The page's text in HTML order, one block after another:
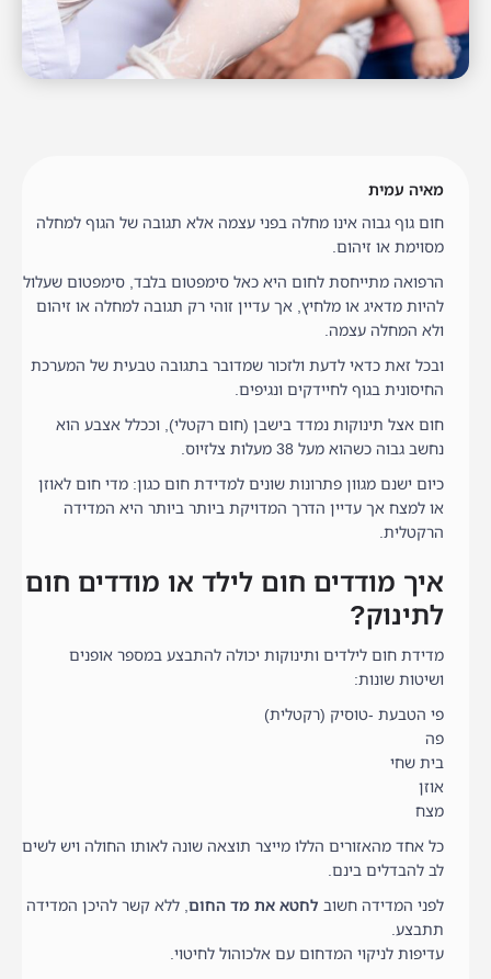
מאיה עמית
חום גוף גבוה אינו מחלה בפני עצמה אלא תגובה של הגוף למחלה
מסוימת או זיהום.
הרפואה מתייחסת לחום היא כאל סימפטום בלבד, סימפטום שעלול
להיות מדאיג או מלחיץ, אך עדיין זוהי רק תגובה למחלה או זיהום
ולא המחלה עצמה.
ובכל זאת כדאי לדעת ולזכור שמדובר בתגובה טבעית של המערכת
החיסונית בגוף לחיידקים ונגיפים.
חום אצל תינוקות נמדד בישבן (חום רקטלי), וככלל אצבע הוא
נחשב גבוה כשהוא מעל 38 מעלות צלזיוס.
כיום ישנם מגוון פתרונות שונים למדידת חום כגון: מדי חום לאוזן
או למצח אך עדיין הדרך המדויקת ביותר ביותר היא המדידה
הרקטלית.
איך מודדים חום לילד או מודדים חום
לתינוק?
מדידת חום לילדים ותינוקות יכולה להתבצע במספר אופנים
ושיטות שונות:
פי הטבעת -טוסיק (רקטלית)
פה
בית שחי
אוזן
מצח
כל אחד מהאזורים הללו מייצר תוצאה שונה לאותו החולה ויש לשים
לב להבדלים בינם.
לפני המדידה חשוב לחטא את מד החום, ללא קשר להיכן המדידה
תתבצע.
עדיפות לניקוי המדחום עם אלכוהול לחיטוי.